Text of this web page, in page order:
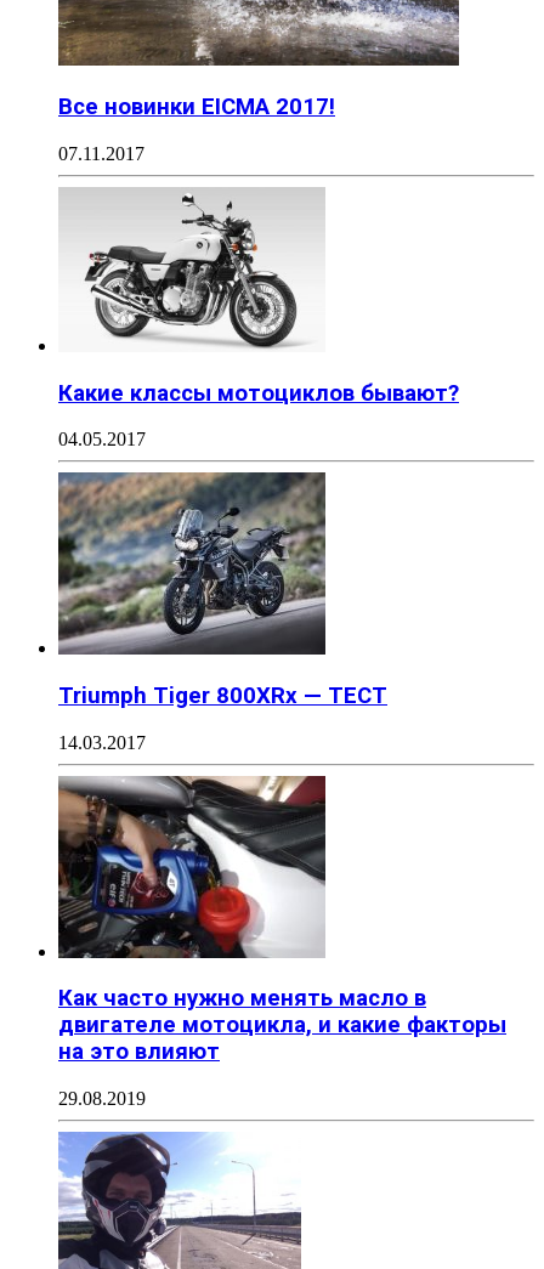
Все новинки EICMA 2017!
07.11.2017
Какие классы мотоциклов бывают?
04.05.2017
Triumph Tiger 800XRx — ТЕСТ
14.03.2017
Как часто нужно менять масло в
двигателе мотоцикла, и какие факторы
на это влияют
29.08.2019